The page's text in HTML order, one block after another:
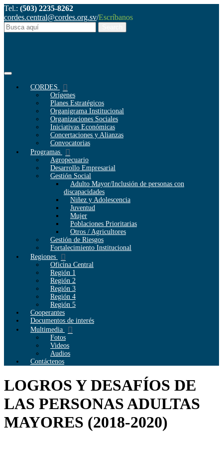
Tel.: (503) 2235-8262
cordes.central@cordes.org.sv/Escríbanos
CORDES
Orígenes
Planes Estratégicos
Organigrama Institucional
Organizaciones Sociales
Iniciativas Económicas
Concertaciones y Alianzas
Convocatorias
Programas
Agropecuario
Desarrollo Empresarial
Gestión Social
Adulto Mayor/Inclusión de personas con
discapacidades
Niñez y Adolescencia
Juventud
Mujer
Poblaciones Prioritarias
Otros / Agricultores
Gestión de Riesgos
Fortalecimiento Institucional
Regiones
Oficina Central
Región 1
Región 2
Región 3
Región 4
Región 5
Cooperantes
Documentos de interés
Multimedia
Fotos
Videos
Audios
Contáctenos
LOGROS Y DESAFÍOS DE
LAS PERSONAS ADULTAS
MAYORES (2018-2020)